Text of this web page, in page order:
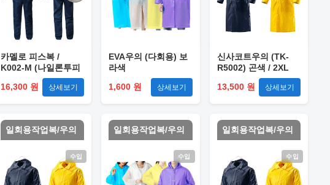
카멜로 피스복 /
K002-M (나일론투피
16,300 원
상세보기
EVA우의 (다회용) 보
라색
1,600 원
상세보기
신사코트우의 (TK-
R5002) 곤색 / 2XL
13,500 원
상세보기
일회용작업복/우의
수입
일회용작업복/우의
수입
일회용작업복/우의
수입